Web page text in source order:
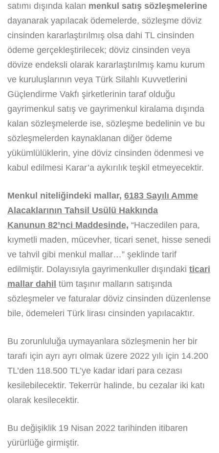
satımı dışında kalan menkul satış sözleşmelerine
dayanarak yapılacak ödemelerde, sözleşme döviz
cinsinden kararlaştırılmış olsa dahi TL cinsinden
ödeme gerçekleştirilecek; döviz cinsinden veya
dövize endeksli olarak kararlaştırılmış kamu kurum
ve kuruluşlarının veya Türk Silahlı Kuvvetlerini
Güçlendirme Vakfı şirketlerinin taraf olduğu
gayrimenkul satış ve gayrimenkul kiralama dışında
kalan sözleşmelerde ise, sözleşme bedelinin ve bu
sözleşmelerden kaynaklanan diğer ödeme
yükümlülüklerin, yine döviz cinsinden ödenmesi ve
kabul edilmesi Karar’a aykırılık teşkil etmeyecektir.
Menkul niteliğindeki mallar, 6183 Sayılı Amme
Alacaklarının Tahsil Usülü Hakkında
Kanunun 82’nci Maddesinde, “Haczedilen para,
kıymetli maden, mücevher, ticari senet, hisse senedi
ve tahvil gibi menkul mallar…” şeklinde tarif
edilmiştir. Dolayısıyla gayrimenkuller dışındaki ticari
mallar dahil tüm taşınır malların satışında
sözleşmeler ve faturalar döviz cinsinden düzenlense
bile, ödemeleri Türk lirası cinsinden yapılacaktır.
Bu zorunluluğa uymayanlara sözleşmenin her bir
tarafı için ayrı ayrı olmak üzere 2022 yılı için 14.200
TL’den 118.500 TL’ye kadar idari para cezası
kesilebilecektir. Tekerrür halinde, bu cezalar iki katı
olarak kesilecektir.
Bu değişiklik 19 Nisan 2022 tarihinden itibaren
yürürlüğe girmiştir.